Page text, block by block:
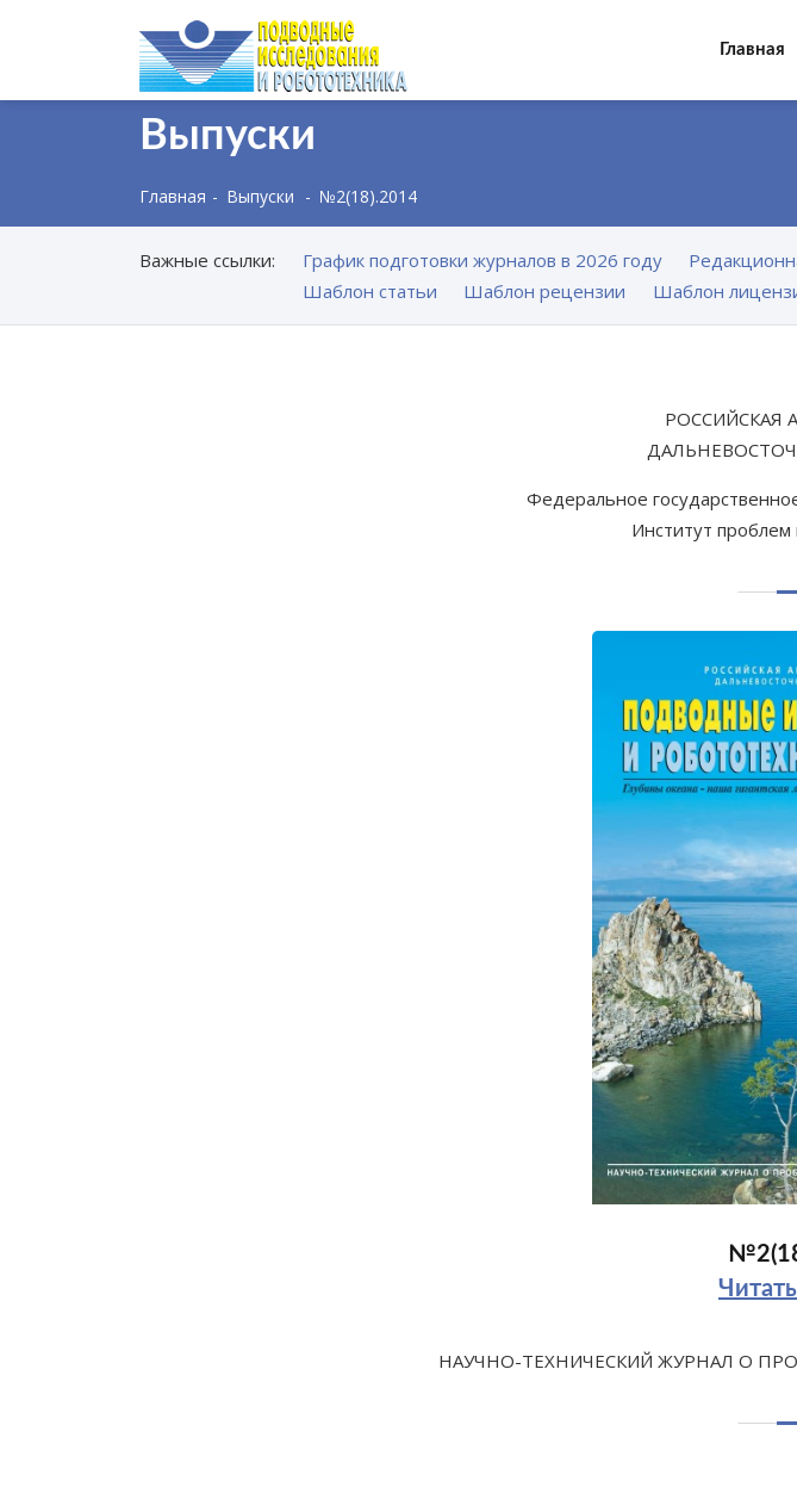
Главная
Выпуски
Главная Выпуски №2(18).2014
Важные ссылки: График подготовки журналов в 2026 году
Шаблон статьи
Шаблон рецензии Шаблон
РОССИЙСКАЯ
Федеральное
Институт проблем
НАУЧНО-ТЕХНИЧЕСКИЙ ЖУРНАЛ О